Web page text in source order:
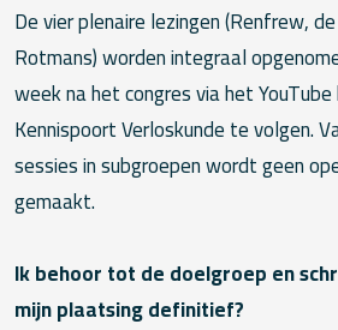
De vier plenaire lezingen (Renfrew,
Rotmans) worden integraal
week na het congres via het
Kennispoort Verloskunde te volgen.
sessies in subgroepen wordt geen
gemaakt.
Ik behoor tot de doelgroep en
mijn plaatsing definitief?